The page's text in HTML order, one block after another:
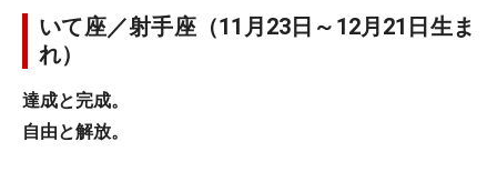
いて座／射手座（11月23日～12月21日生ま
れ）
達成と完成。
自由と解放。